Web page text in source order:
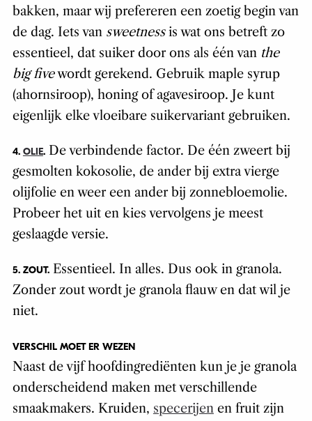
bakken, maar wij prefereren een zoetig begin van
de dag. Iets van sweetnessis wat ons betreft zo
essentieel, dat suiker door ons als één van the
big fivewordt gerekend. Gebruik maple syrup
(ahornsiroop), honing of agavesiroop. Je kunt
eigenlijk elke vloeibare suikervariant gebruiken.
4. OLIE.De verbindende factor. De één zweert bij
gesmolten kokosolie, de ander bij extra vierge
olijfolie en weer een ander bij zonnebloemolie.
Probeer het uit en kies vervolgens je meest
geslaagde versie.
5. ZOUT.Essentieel. In alles. Dus ook in granola.
Zonder zout wordt je granola flauw en dat wil je
niet.
VERSCHIL MOET ER WEZEN
Naast de vijf hoofdingrediënten kun je je granola
onderscheidend maken met verschillende
smaakmakers. Kruiden, specerijenen fruit zijn